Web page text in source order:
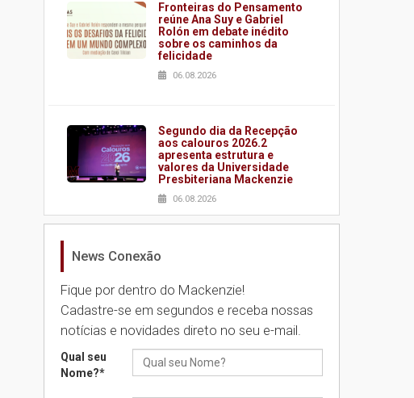
Fronteiras do Pensamento
reúne Ana Suy e Gabriel
Rolón em debate inédito
sobre os caminhos da
felicidade
06.08.2026
Segundo dia da Recepção
aos calouros 2026.2
apresenta estrutura e
valores da Universidade
Presbiteriana Mackenzie
06.08.2026
Nova apresentação do
brasileira
05.08.2026
Universidade Mackenzie
realizará nova edição da
News Conexão
Fique por dentro do Mackenzie!
Cadastre-se em segundos e receba nossas
notícias e novidades direto no seu e-mail.
Qual seu
Nome?*